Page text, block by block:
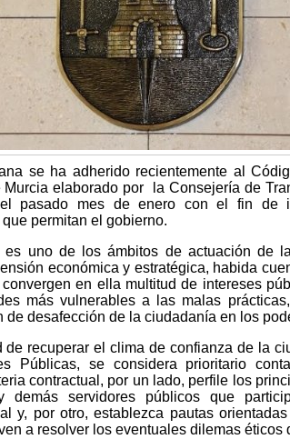
se ha adherido recientemente al
elaborado por la Consejería de
pasado mes de enero con el fin de
permitan el gobierno.
es uno de los ámbitos de actuación de
económica y estratégica, habida
en ella multitud de intereses
más vulnerables a las malas
de desafección de la ciudadanía en los
de recuperar el clima de confianza de la
Públicas, se considera prioritario
contractual, por un lado, perfile los
servidores públicos que
y, por otro, establezca pautas
a resolver los eventuales dilemas éticos